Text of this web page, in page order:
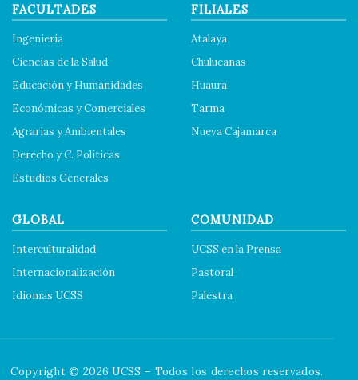
FACULTADES
Ingeniería
Ciencias de la Salud
Educación y Humanidades
Económicas y Comerciales
Agrarias y Ambientales
Derecho y C. Políticas
Estudios Generales
FILIALES
Atalaya
Chulucanas
Huaura
Tarma
Nueva Cajamarca
GLOBAL
Interculturalidad
Internacionalización
Idiomas UCSS
COMUNIDAD
UCSS en la Prensa
Pastoral
Palestra
Copyright © 2026 UCSS – Todos los derechos reservados.